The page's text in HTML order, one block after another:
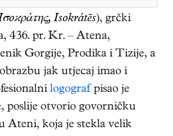
Isokrátēs), grčki
, 436. pr. Kr. – Atena,
Gorgije, Prodika i Tizije, a
jak utjecaj imao i
logograf pisao je
poslije otvorio govorničku
Ateni, koja je stekla velik